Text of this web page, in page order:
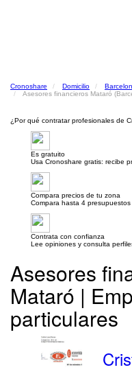
Cronoshare Domicilio
Asesores financieros Mataró
¿Por qué contratar profesionales de
Es gratuito
Usa Cronoshare gratis: recibe
Compara precios de tu zona
Compara hasta 4
Contrata con confianza
Lee opiniones y consulta
Asesores
Mataró |
particulares